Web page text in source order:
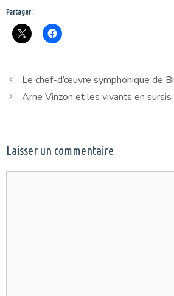
Partager :
Le chef-d’œuvre symphonique de
Arne Vinzon et les vivants en sursis
Laisser un commentaire